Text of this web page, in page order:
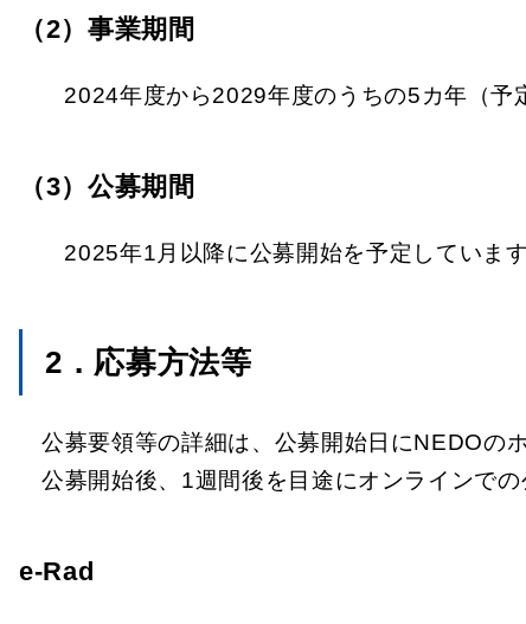
（2）事業期間
2024年度から2029年度のうちの5カ年（予
（3）公募期間
2025年1月以降に公募開始を予定しています
2．応募方法等
公募要領等の詳細は、公募開始日にNEDOの
公募開始後、1週間後を目途にオンラインでの
e-Rad